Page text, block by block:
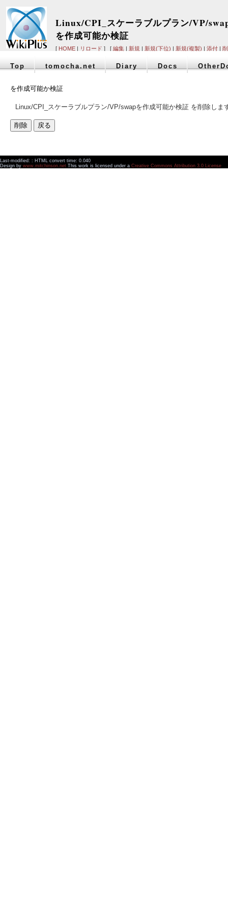
Linux/CPI_スケーラブルプラン/VP/
を作成可能か検証
[ HOME | リロード ] [ 編集 | 新規 | 新規(下位) | 新規(複製) | 添付 |
Top tomocha.net Diary Docs
を作成可能か検証
Linux/CPI_スケーラブルプラン/VP/swapを作成可能か検証 を削除しま
Last-modified: : HTML convert time: 0.040
Design by www.mitchinson.net This work is licensed under a Creative Commons Attribution 3.0 License